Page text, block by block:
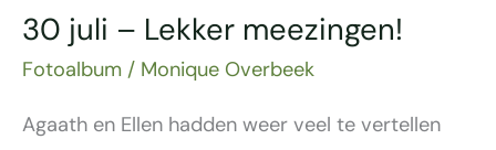
30 juli – Lekker meezingen!
Fotoalbum / Monique Overbeek
Agaath en Ellen hadden weer veel te vertellen